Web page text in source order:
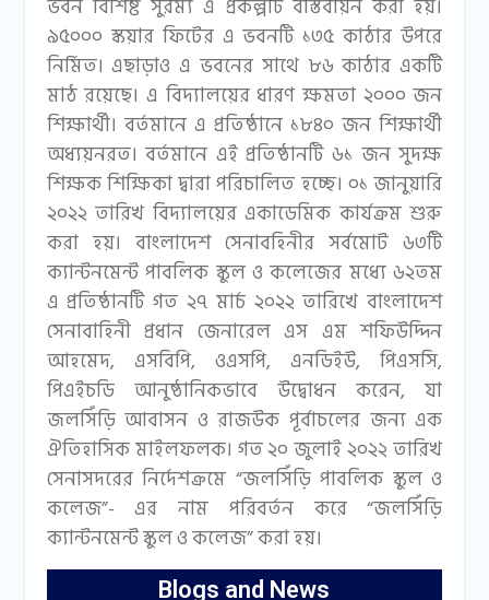
ভবন বিশিষ্ট সুরম্য এ প্রকল্পটি বাস্তবায়ন করা হয়।
৯৫০০০ স্কয়ার ফিটের এ ভবনটি ১৩৫ কাঠার উপরে
নির্মিত। এছাড়াও এ ভবনের সাথে ৮৬ কাঠার একটি
মাঠ রয়েছে। এ বিদ্যালয়ের ধারণ ক্ষমতা ২০০০ জন
শিক্ষার্থী। বর্তমানে এ প্রতিষ্ঠানে ১৮৪০ জন শিক্ষার্থী
অধ্যয়নরত। বর্তমানে এই প্রতিষ্ঠানটি ৬১ জন সুদক্ষ
শিক্ষক শিক্ষিকা দ্বারা পরিচালিত হচ্ছে। ০১ জানুয়ারি
২০২২ তারিখ বিদ্যালয়ের একাডেমিক কার্যক্রম শুরু
করা হয়। বাংলাদেশ সেনাবহিনীর সর্বমোট ৬৩টি
ক্যান্টনমেন্ট পাবলিক স্কুল ও কলেজের মধ্যে ৬২তম
এ প্রতিষ্ঠানটি গত ২৭ মার্চ ২০২২ তারিখে বাংলাদেশ
সেনাবাহিনী প্রধান জেনারেল এস এম শফিউদ্দিন
আহমেদ, এসবিপি, ওএসপি, এনডিইউ, পিএসসি,
পিএইচডি আনুষ্ঠানিকভাবে উদ্বোধন করেন, যা
জলসিঁড়ি আবাসন ও রাজউক পূর্বাচলের জন্য এক
ঐতিহাসিক মাইলফলক। গত ২০ জুলাই ২০২২ তারিখ
সেনাসদরের নির্দেশক্রমে “জলসিঁড়ি পাবলিক স্কুল ও
কলেজ”- এর নাম পরিবর্তন করে “জলসিঁড়ি
ক্যান্টনমেন্ট স্কুল ও কলেজ” করা হয়।
Blogs and News